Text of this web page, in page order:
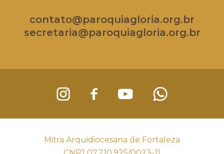
contato@paroquiagloria.org.br
secretaria@paroquiagloria.org.br
Mitra Arquidiocesana de Fortaleza